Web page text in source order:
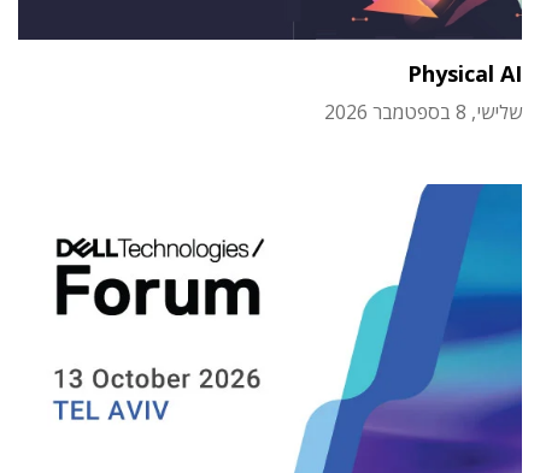
Physical AI
שלישי, 8 בספטמבר 2026